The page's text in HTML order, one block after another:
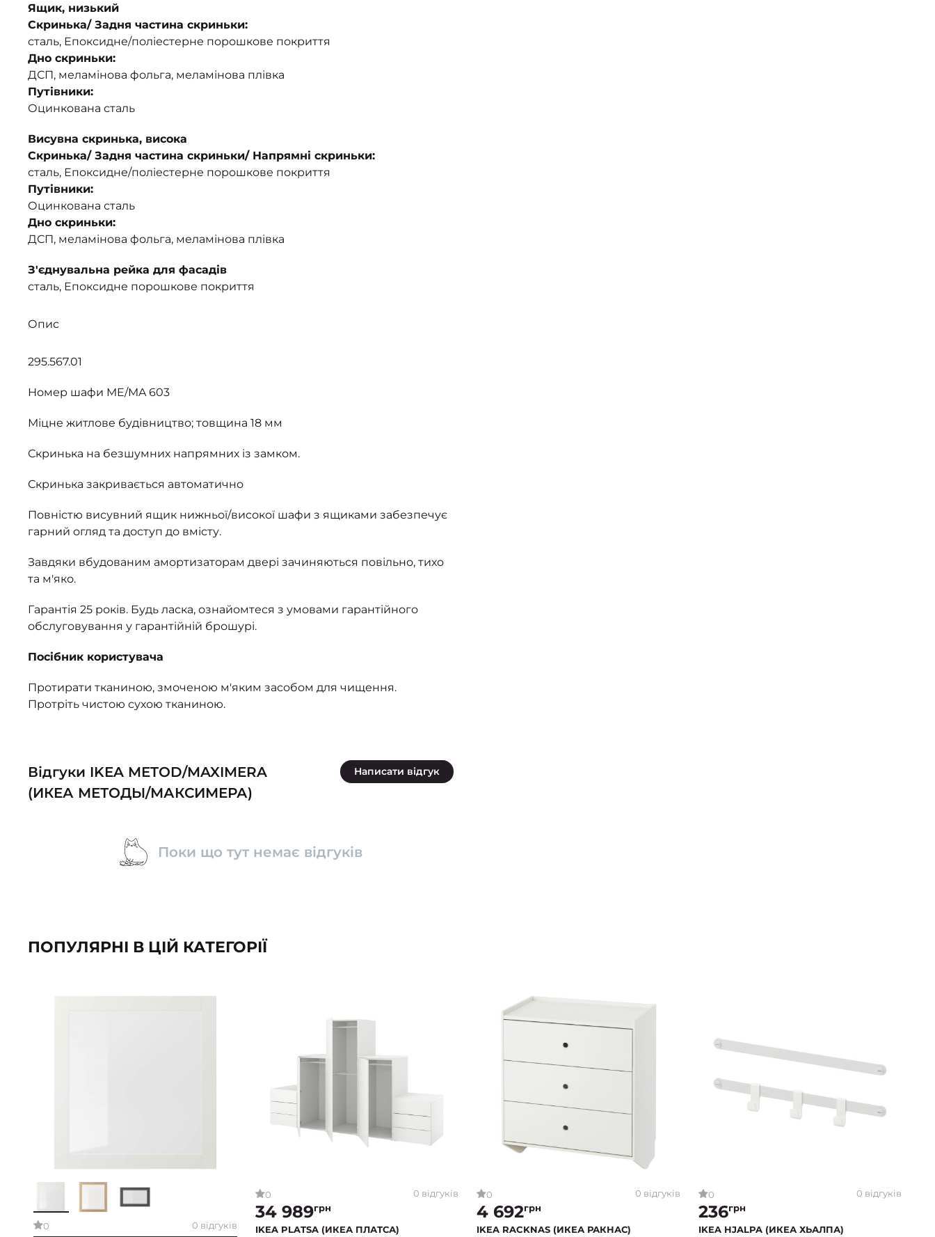
Ящик, низький
Скринька/ Задня частина скриньки:
сталь, Епоксидне/поліестерне порошкове покриття
Дно скриньки:
ДСП, меламінова фольга, меламінова плівка
Путівники:
Оцинкована сталь
Висувна скринька, висока
Скринька/ Задня частина скриньки/ Напрямні скриньки:
сталь, Епоксидне/поліестерне порошкове покриття
Путівники:
Оцинкована сталь
Дно скриньки:
ДСП, меламінова фольга, меламінова плівка
З'єднувальна рейка для фасадів
сталь, Епоксидне порошкове покриття
Опис
295.567.01
Номер шафи ME/MA 603
Міцне житлове будівництво; товщина 18 мм
Скринька на безшумних напрямних із замком.
Скринька закривається автоматично
Повністю висувний ящик нижньої/високої шафи з ящиками забезпечує
гарний огляд та доступ до вмісту.
Завдяки вбудованим амортизаторам двері зачиняються повільно, тихо
та м'яко.
Гарантія 25 років. Будь ласка, ознайомтеся з умовами гарантійного
обслуговування у гарантійній брошурі.
Посібник користувача
Протирати тканиною, змоченою м'яким засобом для чищення.
Протріть чистою сухою тканиною.
Відгуки IKEA METOD/MAXIMERA
(ИКЕА МЕТОДЫ/МАКСИМЕРА)
Написати відгук
Поки що тут немає відгуків
ПОПУЛЯРНІ В ЦІЙ КАТЕГОРІЇ
0 0 відгуків
0 0 відгуків
34 989грн
IKEA PLATSA (ИКЕА ПЛАТСА)
0 0 відгуків
4 692грн
IKEA RACKNAS (ИКЕА РАКНАС)
0 0 відгуків
236грн
IKEA HJALPA (ИКЕА ХЬАЛПА)